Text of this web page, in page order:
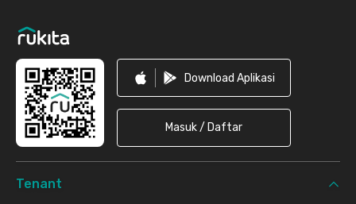
Download Aplikasi
Masuk / Daftar
Tenant